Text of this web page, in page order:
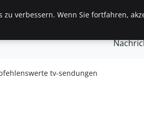
Allgemein Finanzen & Immobilien
tv-sendungen
verbessern. Wenn Sie fortfahren,